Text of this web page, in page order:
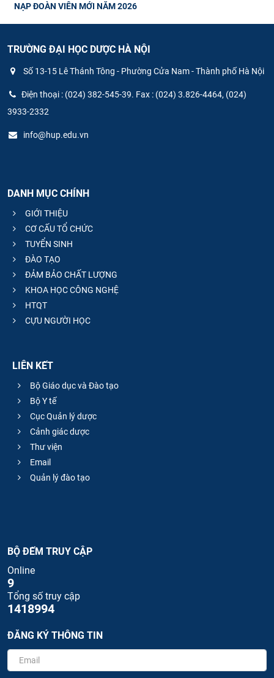
NẠP ĐOÀN VIÊN MỚI NĂM 2026
TRƯỜNG ĐẠI HỌC DƯỢC HÀ NỘI
Số 13-15 Lê Thánh Tông - Phường Cửa Nam - Thành phố Hà Nội
Điện thoại : (024) 382-545-39. Fax : (024) 3.826-4464, (024)
3933-2332
info@hup.edu.vn
DANH MỤC CHÍNH
GIỚI THIỆU
CƠ CẤU TỔ CHỨC
TUYỂN SINH
ĐÀO TẠO
ĐẢM BẢO CHẤT LƯỢNG
KHOA HỌC CÔNG NGHỆ
HTQT
CỰU NGƯỜI HỌC
LIÊN KẾT
Bộ Giáo dục và Đào tạo
Bộ Y tế
Cục Quản lý dược
Cảnh giác dược
Thư viện
Email
Quản lý đào tạo
BỘ ĐẾM TRUY CẬP
Online
9
Tổng số truy cập
1418994
ĐĂNG KÝ THÔNG TIN